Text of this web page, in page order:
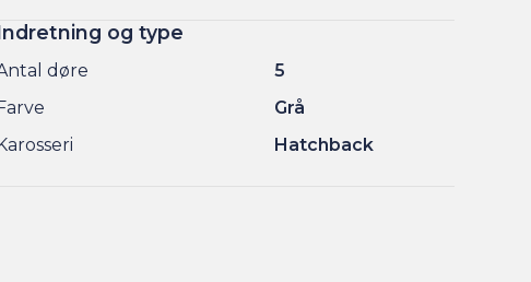
og type
døre
5
Farve
Grå
Karosseri
Hatchback